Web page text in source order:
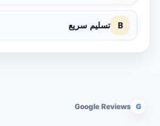
B تسليم سريع
G
Google Reviews